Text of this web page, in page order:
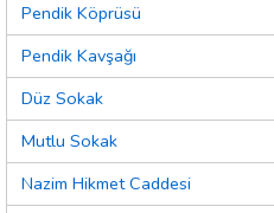
Pendik Köprüsü
Pendik Kavşağı
Düz Sokak
Mutlu Sokak
Nazim Hikmet Caddesi